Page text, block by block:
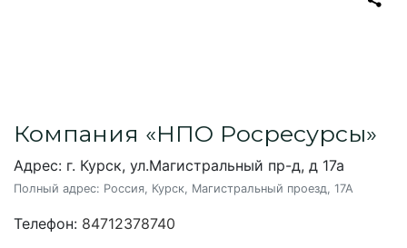
Компания «НПО Росресурсы»
Адрес: г. Курск, ул.Магистральный пр-д, д 17а
Полный адрес: Россия, Курск, Магистральный проезд, 17А
Телефон: 84712378740